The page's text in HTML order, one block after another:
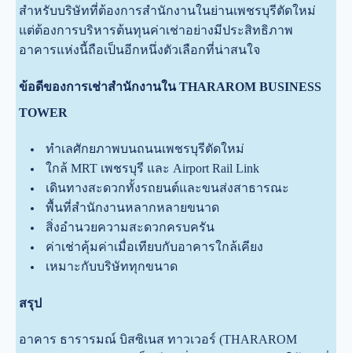
สำหรับบริษัทที่ต้องการสำนักงานในย่านเพชรบุรีตัดใหม่
แต่ต้องการบริหารต้นทุนค่าเช่าอย่างมีประสิทธิภาพ
อาคารแห่งนี้ถือเป็นอีกหนึ่งตัวเลือกที่น่าสนใจ
ข้อดีของการเช่าสำนักงานใน THARAROM BUSINESS
TOWER
ทำเลศักยภาพบนถนนเพชรบุรีตัดใหม่
ใกล้ MRT เพชรบุรี และ Airport Rail Link
เดินทางสะดวกทั้งรถยนต์และขนส่งสาธารณะ
พื้นที่สำนักงานหลากหลายขนาด
สิ่งอำนวยความสะดวกครบครัน
ค่าเช่าคุ้มค่าเมื่อเทียบกับอาคารใกล้เคียง
เหมาะกับบริษัททุกขนาด
สรุป
อาคาร ธารารมณ์ บิสซิเนส ทาวเวอร์ (THARAROM